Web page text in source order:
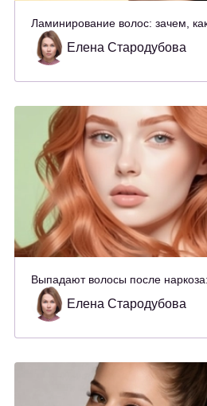
Ламинирование волос: зачем,
Елена Стародубова
Выпадают волосы после
Елена Стародубова